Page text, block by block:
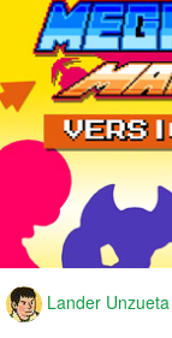
Lander Unzueta